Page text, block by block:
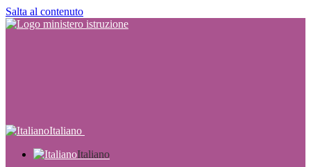
Salta al contenuto
Italiano
Italiano